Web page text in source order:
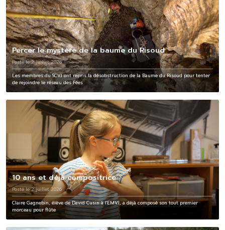
Percer le mystère de la baume du Risoud
Posté le 2 juillet 2026
Les membres du SCVJ ont repris la désobstruction de la Baume du Risoud pour tenter
de rejoindre le réseau des Fées
10 ans et déjà compositrice
Posté le 2 juillet 2026
Claire Gagnebin, élève de David Cusin à l'EMVJ, a déjà composé son tout premier
morceau pour flûte